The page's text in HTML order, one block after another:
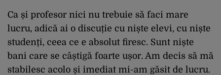
Ca și profesor nici nu trebuie să faci mare
lucru, adică ai o discuție cu niște elevi, cu niște
studenți, ceea ce e absolut firesc. Sunt niște
bani care se câștigă foarte ușor. Am decis să mă
stabilesc acolo și imediat mi-am găsit de lucru.